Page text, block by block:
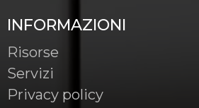
INFORMAZIONI
Risorse
Servizi
Privacy policy